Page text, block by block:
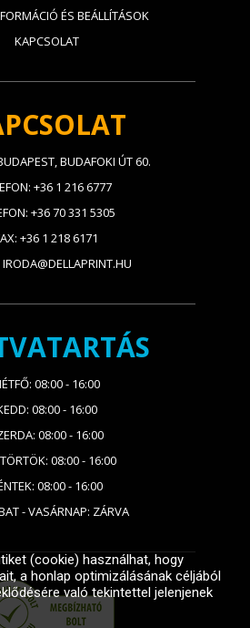
ÉS BEÁLLÍTÁSOK
KAPCSOLAT
BUDAFOKI ÚT 60.
+36 1 216 6777
+36 70 331 5305
+36 1 218 6171
08:00 - 16:00
08:00 - 16:00
08:00 - 16:00
08:00 - 16:00
08:00 - 16:00
- VASÁRNAP: ZÁRVA